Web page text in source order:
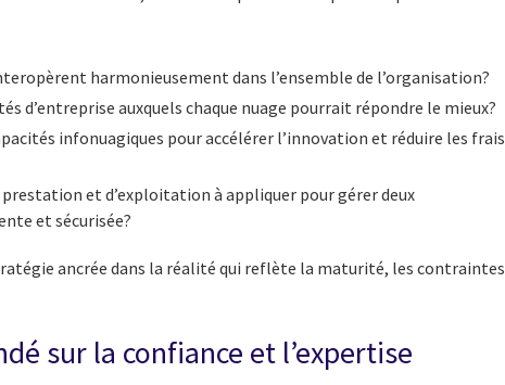
harmonieusement dans l’ensemble de l’organisation?
d’entreprise auxquels chaque nuage pourrait répondre le mieux?
infonuagiques pour accélérer l’innovation et réduire les frais
et d’exploitation à appliquer pour gérer deux
et sécurisée?
ancrée dans la réalité qui reflète la maturité, les contraintes
sur la confiance et l’expertise